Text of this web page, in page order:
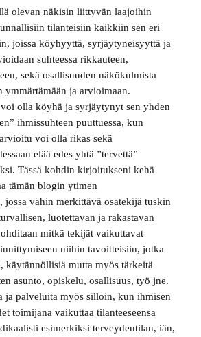
olevan näkisin liittyvän laajoihin
tilanteisiin kaikkiin sen eri
joissa köyhyyttä, syrjäytyneisyyttä ja
suhteessa rikkauteen,
sekä osallisuuden näkökulmista
ymmärtämään ja arvioimaan.
olla köyhä ja syrjäytynyt sen yhden
ihmissuhteen puuttuessa, kun
voi olla rikas sekä
elää edes yhtä ”tervettä”
Tässä kohdin kirjoitukseni kehä
tämän blogin ytimen
jossa vähin merkittävä osatekijä tuskin
luotettavan ja rakastavan
mitkä tekijät vaikuttavat
niihin tavoitteisiin, jotka
käytännöllisiä mutta myös tärkeitä
asunto, opiskelu, osallisuus, työ jne.
ja palveluita myös silloin, kun ihmisen
toimijana vaikuttaa tilanteeseensa
esimerkiksi terveydentilan, iän,